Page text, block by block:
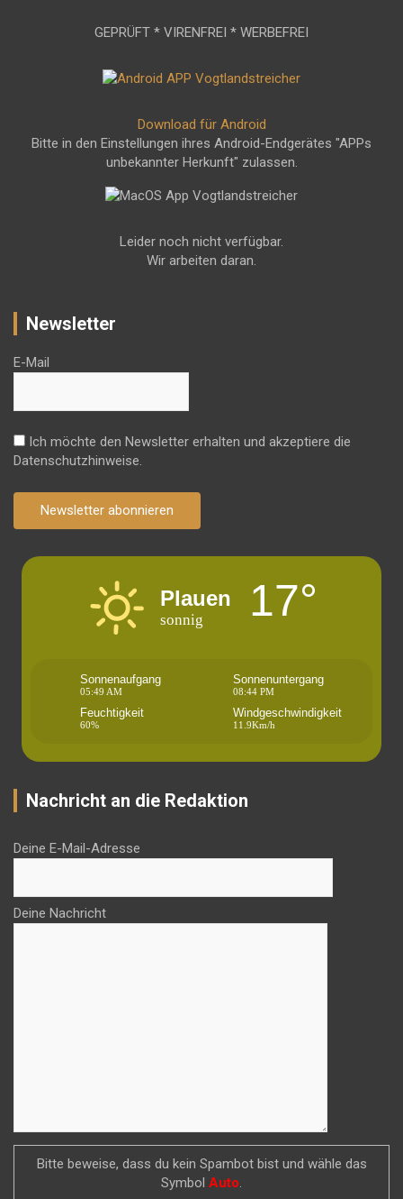
GEPRÜFT * VIRENFREI * WERBEFREI
Download für Android
Bitte in den Einstellungen ihres Android-Endgerätes "APPs
unbekannter Herkunft" zulassen.
Leider noch nicht verfügbar.
Wir arbeiten daran.
Newsletter
E-Mail
Ich möchte den Newsletter erhalten und akzeptiere die
Datenschutzhinweise.
Newsletter abonnieren
Plauen
sonnig 17°
Sonnenaufgang
05:49 AM
Sonnenuntergang
08:44 PM
Feuchtigkeit
60%
Windgeschwindigkeit
11.9Km/h
Nachricht an die Redaktion
Deine E-Mail-Adresse
Deine Nachricht
Bitte beweise, dass du kein Spambot bist und wähle das
Symbol Auto.